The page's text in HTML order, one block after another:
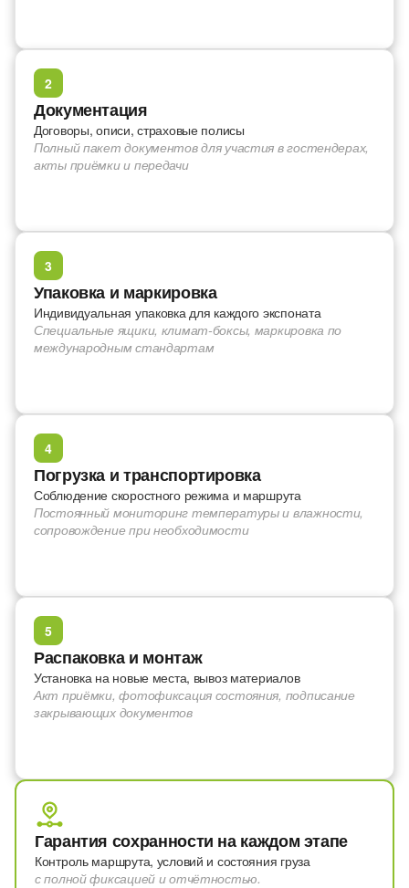
2
Документация
Договоры, описи, страховые полисы
Полный пакет документов для участия в гостендерах,
акты приёмки и передачи
3
Упаковка и маркировка
Индивидуальная упаковка для каждого экспоната
Специальные ящики, климат-боксы, маркировка по
международным стандартам
4
Погрузка и транспортировка
Соблюдение скоростного режима и маршрута
Постоянный мониторинг температуры и влажности,
сопровождение при необходимости
5
Распаковка и монтаж
Установка на новые места, вывоз материалов
Акт приёмки, фотофиксация состояния, подписание
закрывающих документов
Гарантия сохранности на каждом этапе
Контроль маршрута, условий и состояния груза
с полной фиксацией и отчётностью.